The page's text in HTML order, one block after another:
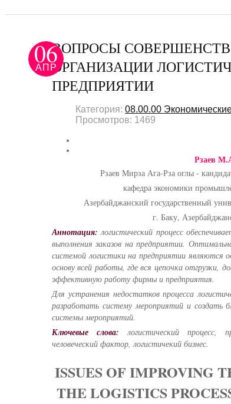
ВОПРОСЫ
ОРГАНИЗАЦИИ
ПРЕДПРИЯТИИ
Категория: 08.00.00
06
АПР
Просмотров: 1469
Рзаев
Рзаев Мирза Ага-Рза оглы -
кафедра экономики
Азербайджанский государственный
г. Баку,
Аннотация: логистический процесс
выполнения заказов на предприятии.
системой логистики на предприятии являются
основу всей работы, где вся цепочка отгрузки,
эффективную работу фирмы и предприятия.
Для устранения недостатков процесса
разработать систему мероприятий и создать
системы мероприятий.
Ключевые слова: логистический процесс,
человеческий фактор, логистичекий бизнес.
ISSUES OF IMPROVING
THE LOGISTICS